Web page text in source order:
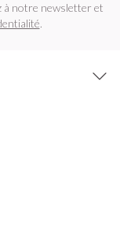
à notre newsletter et
.